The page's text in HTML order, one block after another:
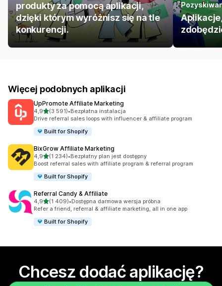
produkty za pomocą aplikacji,
dzięki którym wyróżnisz się na tle
konkurencji.
Więcej podobnych aplikacji
UpPromote Affiliate Marketing
4,9na 5 gwiazdek
(3 591)
Łączna liczba recenzji: 3591
•Bezpłatna instalacja
Drive referral sales loops with influencer & affiliate program
Built for Shopify
BixGrow Affiliate Marketing
4,9na 5 gwiazdek
(1 234)
Łączna liczba recenzji: 1234
•Bezpłatny plan jest dostępny
Boost referral sales with affiliate program & referral program
Built for Shopify
Referral Candy & Affiliate
4,9na 5 gwiazdek
(1 409)
Łączna liczba recenzji: 1409
•Dostępna darmowa wersja próbna
Refer a friend, referral & affiliate marketing, all in one app
Built for Shopify
Chcesz dodać aplikację?